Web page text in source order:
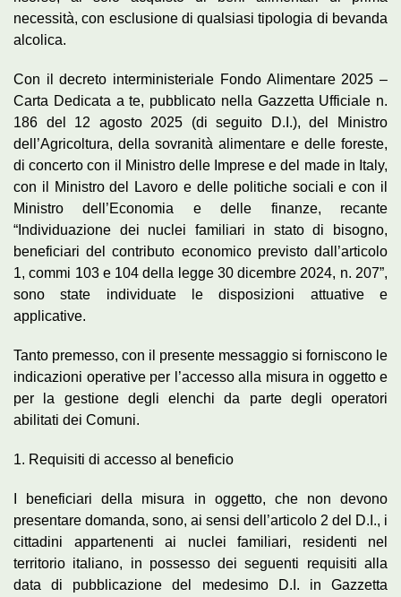
necessità, con esclusione di qualsiasi tipologia di bevanda
alcolica.
Con il decreto interministeriale Fondo Alimentare 2025 –
Carta Dedicata a te, pubblicato nella Gazzetta Ufficiale n.
186 del 12 agosto 2025 (di seguito D.I.), del Ministro
dell’Agricoltura, della sovranità alimentare e delle foreste,
di concerto con il Ministro delle Imprese e del made in Italy,
con il Ministro del Lavoro e delle politiche sociali e con il
Ministro dell’Economia e delle finanze, recante
“Individuazione dei nuclei familiari in stato di bisogno,
beneficiari del contributo economico previsto dall’articolo
1, commi 103 e 104 della legge 30 dicembre 2024, n. 207”,
sono state individuate le disposizioni attuative e
applicative.
Tanto premesso, con il presente messaggio si forniscono le
indicazioni operative per l’accesso alla misura in oggetto e
per la gestione degli elenchi da parte degli operatori
abilitati dei Comuni.
1. Requisiti di accesso al beneficio
I beneficiari della misura in oggetto, che non devono
presentare domanda, sono, ai sensi dell’articolo 2 del D.I., i
cittadini appartenenti ai nuclei familiari, residenti nel
territorio italiano, in possesso dei seguenti requisiti alla
data di pubblicazione del medesimo D.I. in Gazzetta